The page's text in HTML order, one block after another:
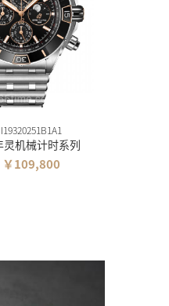
I19320251B1A1
灵机械计时系列
￥109,800